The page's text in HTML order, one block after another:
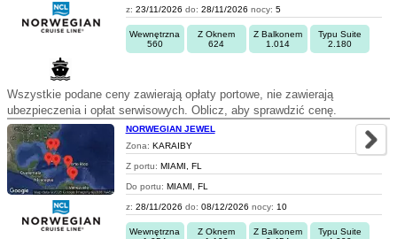
z: 23/11/2026 do: 28/11/2026 nocy: 5
Wewnętrzna
560
Z Oknem
624
Z Balkonem
1.014
Typu Suite
2.180
Wszystkie podane ceny zawierają opłaty portowe, nie zawierają
ubezpieczenia i opłat serwisowych. Oblicz, aby sprawdzić cenę.
NORWEGIAN JEWEL
Zona: KARAIBY
Z portu: MIAMI, FL
Do portu: MIAMI, FL
z: 28/11/2026 do: 08/12/2026 nocy: 10
Wewnętrzna
Z Oknem
Z Balkonem
Typu Suite